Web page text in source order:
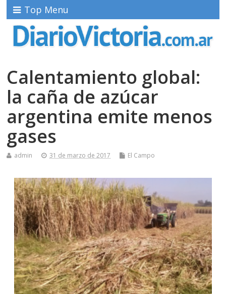
Top Menu
Calentamiento global:
la caña de azúcar
argentina emite menos
gases
admin 31 de marzo de 2017 El Campo